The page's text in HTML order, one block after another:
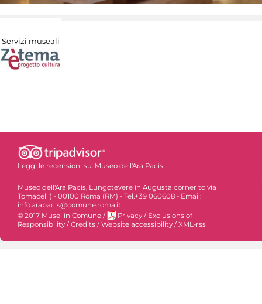
Servizi museali
Leggi le recensioni su: Museo dell'Ara Pacis
Museo dell'Ara Pacis, Lungotevere in Augusta corner to via
Tomacelli) - 00100 Roma (RM) - Tel.+39 060608 - Email:
info.arapacis@comune.roma.it
© 2017 Musei in Comune / Privacy / Exclusions of
Responsibility / Credits / Website accessibility / XML-rss